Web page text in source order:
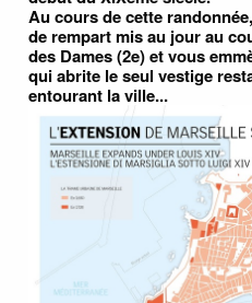
Au cours de cette
de rempart mis au jour au
des Dames (2e) et vous
qui abrite le seul vestige
entourant la ville...